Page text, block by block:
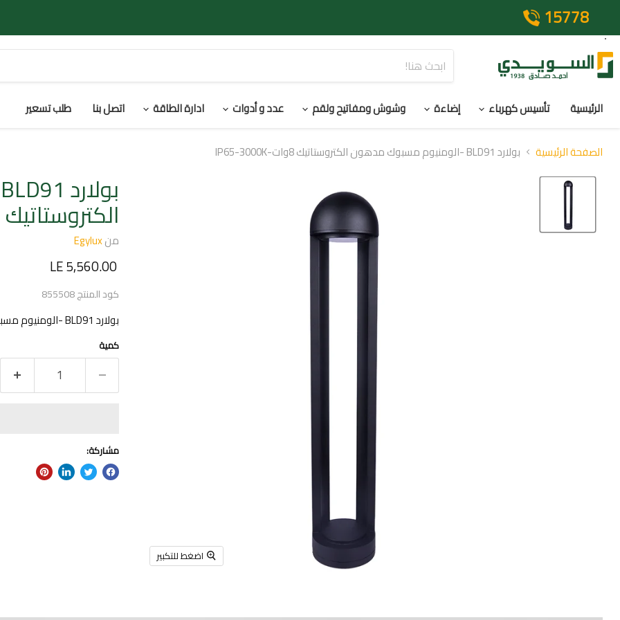
15778
الرئيسية تأسيس كهرباء إضاءة وشوش ومفاتيح ولقم عدد و أدوات ادارة الطاقة اتصل بنا طلب تسعير
الصفحة الرئيسية بولارد BLD91 -الومنيوم مسبوك مدهون الكتروستاتيك 8وات-IP65-3000K
اضغط للتكبير
الكتروستاتيك 8وات-IP65-3000K
منEgylux
السعر الحالي
LE 5,560.00
كود المنتج855508
بولارد BLD91 -الومنيوم مسبوك مدهون الكتروستاتيك 8وات-IP65-3000K
كمية
مشاركة: